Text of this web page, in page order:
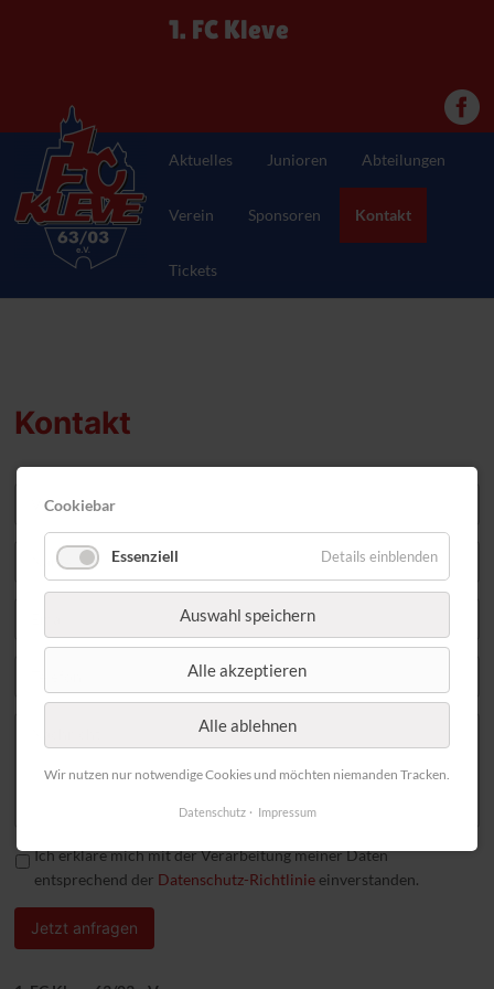
1. FC Kleve
Aktuelles Junioren Abteilungen
Verein Sponsoren Kontakt
Tickets
Kontakt
Ich erkläre mich mit der Verarbeitung meiner Daten
entsprechend der Datenschutz-Richtlinieeinverstanden.
Jetzt anfragen
Cookiebar
Essenziell Details einblenden
Auswahl speichern
Alle akzeptieren
Alle ablehnen
Wir nutzen nur notwendige Cookies und möchten niemanden Tracken.
Datenschutz Impressum